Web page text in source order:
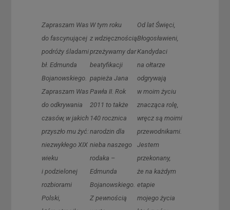
Zapraszam Was
do fascynującej
podróży śladami
bł. Edmunda
Bojanowskiego.
Zapraszam Was
do odkrywania
czasów, w jakich
przyszło mu żyć:
niezwykłego XIX
wieku
i podzielonej
rozbiorami
Polski,
W tym roku
z wdzięcznością
przeżywamy dar
beatyfikacji
papieża Jana
Pawła II. Rok
2011 to także
140 rocznica
narodzin dla
nieba naszego
rodaka –
Edmunda
Bojanowskiego.
Z pewnością
Od lat Święci,
Błogosławieni,
Kandydaci
na ołtarze
odgrywają
w moim życiu
znacząca rolę,
wręcz są moimi
przewodnikami.
Jestem
przekonany,
że na każdym
etapie
mojego życia